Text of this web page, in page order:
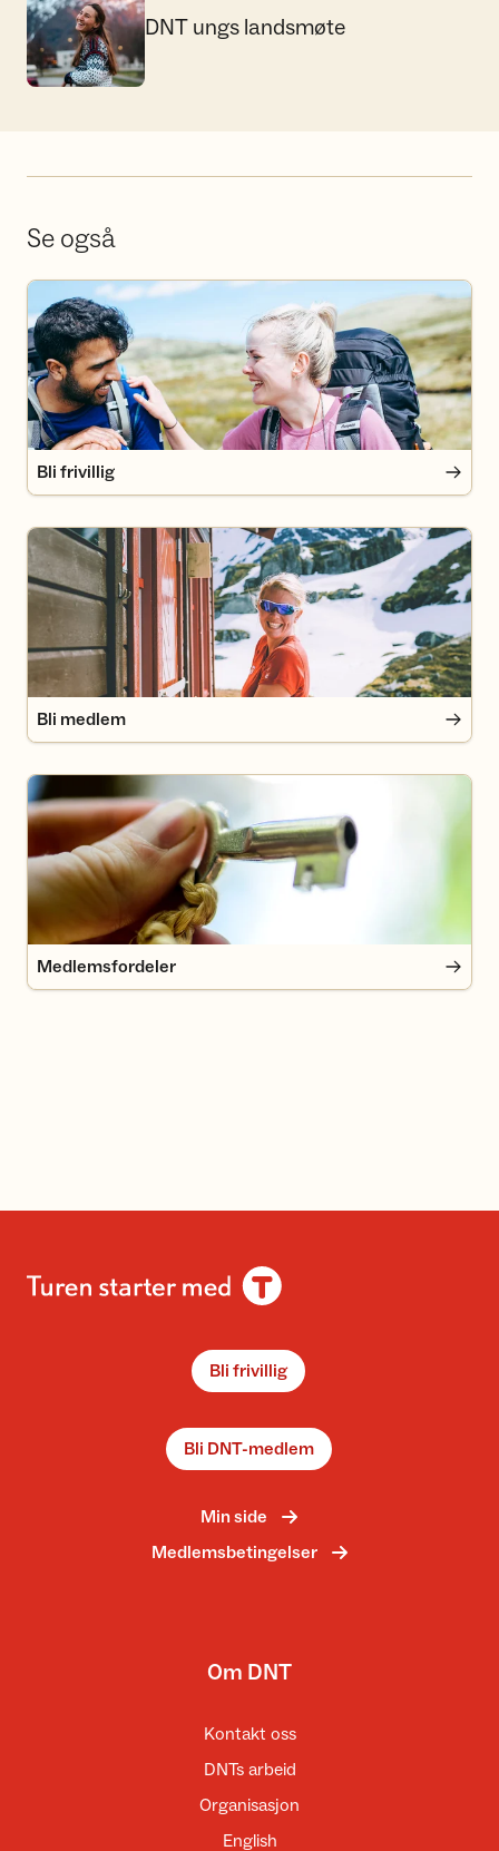
DNT ungs landsmøte
Se også
Bli frivillig
Bli frivillig
Bli medlem
Bli medlem
Medlemsfordeler
Medlemsfordeler
Bli frivillig
Bli DNT-medlem
Min side
Medlemsbetingelser
Om DNT
Kontakt oss
DNTs arbeid
Organisasjon
English